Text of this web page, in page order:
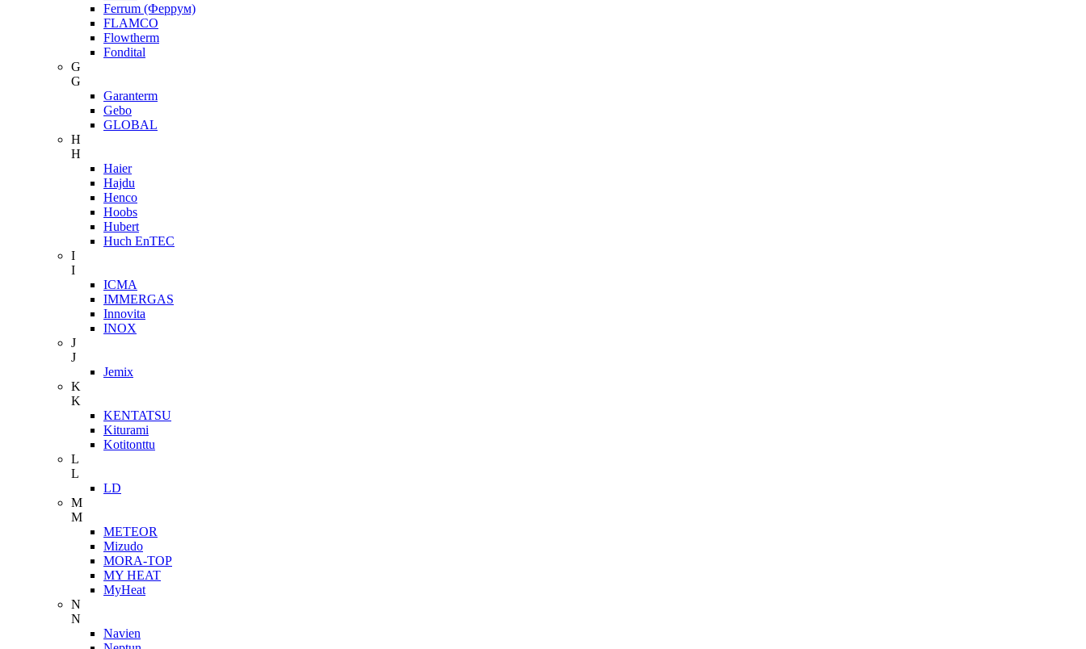
Ferrum (Феррум)
FLAMCO
Flowtherm
Fondital
G
G
Garanterm
Gebo
GLOBAL
H
H
Haier
Hajdu
Henco
Hoobs
Hubert
Huch EnTEC
I
I
ICMA
IMMERGAS
Innovita
INOX
J
J
Jemix
K
K
KENTATSU
Kiturami
Kotitonttu
L
L
LD
M
M
METEOR
Mizudo
MORA-TOP
MY HEAT
MyHeat
N
N
Navien